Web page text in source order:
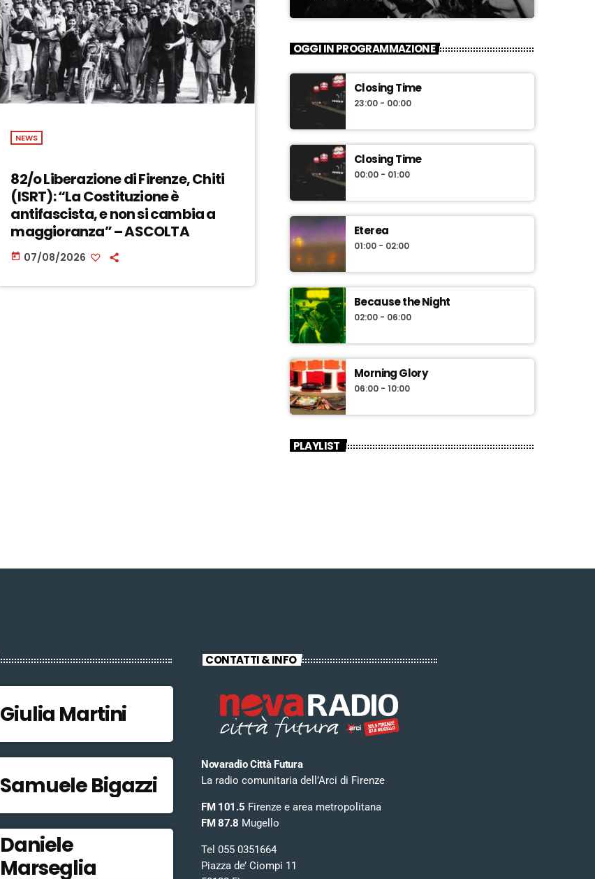
NEWS
82/o Liberazione di Firenze, Chiti
(ISRT): “La Costituzione è
antifascista, e non si cambia a
maggioranza” – ASCOLTA
today 07/08/2026
OGGI IN PROGRAMMAZIONE
Closing Time
23:00 - 00:00
Closing Time
00:00 - 01:00
Eterea
01:00 - 02:00
Because the Night
02:00 - 06:00
Morning Glory
06:00 - 10:00
PLAYLIST
Giulia Martini
Samuele Bigazzi
Daniele
Marseglia
CONTATTI & INFO
Novaradio Città Futura
La radio comunitaria dell’Arci di Firenze
FM 101.5 Firenze e area metropolitana
FM 87.8 Mugello
Tel 055 0351664
Piazza de’ Ciompi 11